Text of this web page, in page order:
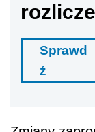
Sprawd
ź